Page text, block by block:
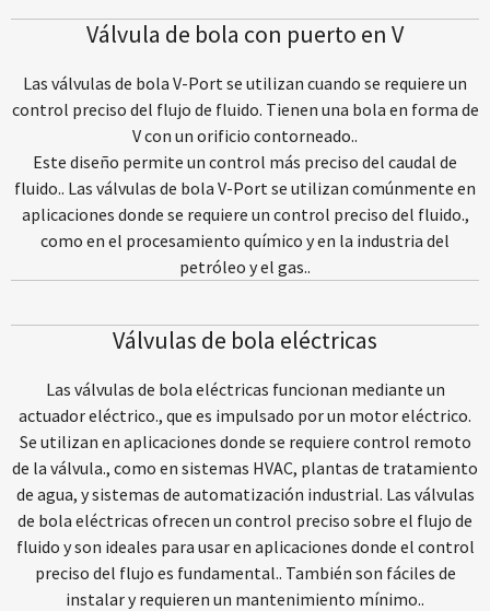
Válvula de bola con puerto en V
Las válvulas de bola V-Port se utilizan cuando se requiere un
control preciso del flujo de fluido. Tienen una bola en forma de
V con un orificio contorneado..
Este diseño permite un control más preciso del caudal de
fluido.. Las válvulas de bola V-Port se utilizan comúnmente en
aplicaciones donde se requiere un control preciso del fluido.,
como en el procesamiento químico y en la industria del
petróleo y el gas..
Válvulas de bola eléctricas
Las válvulas de bola eléctricas funcionan mediante un
actuador eléctrico., que es impulsado por un motor eléctrico.
Se utilizan en aplicaciones donde se requiere control remoto
de la válvula., como en sistemas HVAC, plantas de tratamiento
de agua, y sistemas de automatización industrial. Las válvulas
de bola eléctricas ofrecen un control preciso sobre el flujo de
fluido y son ideales para usar en aplicaciones donde el control
preciso del flujo es fundamental.. También son fáciles de
instalar y requieren un mantenimiento mínimo..